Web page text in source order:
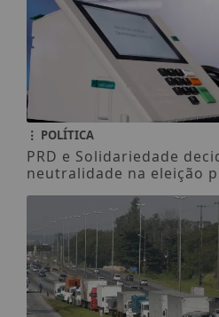
POLÍTICA
PRD e Solidariedade
neutralidade na eleição